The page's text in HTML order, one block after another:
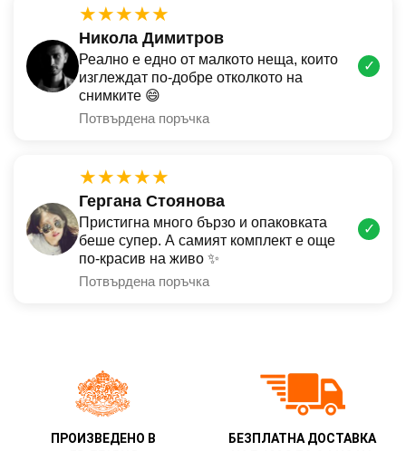
★★★★★
Никола Димитров
Реално е едно от малкото неща, които
изглеждат по-добре отколкото на
снимките 😄
Потвърдена поръчка
✓
★★★★★
Гергана Стоянова
Пристигна много бързо и опаковката
беше супер. А самият комплект е още
по-красив на живо ✨
Потвърдена поръчка
✓
ПРОИЗВЕДЕНО В
БЕЗПЛАТНА ДОСТАВКА